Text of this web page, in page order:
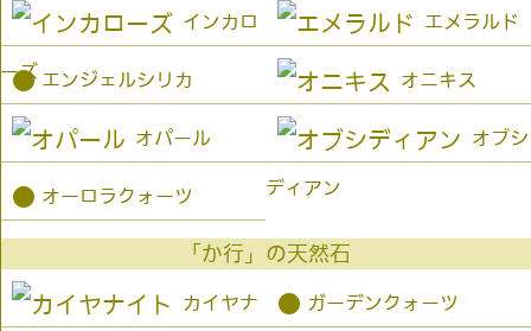
インカロ
ーズ
エメラルド
● エンジェルシリカ オニキス
オパール オブシ
ディアン
● オーロラクォーツ
「か行」の天然石
カイヤナ ● ガーデンクォーツ